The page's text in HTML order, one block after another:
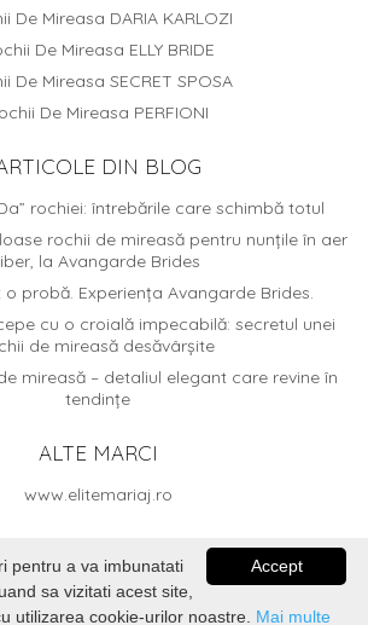
De Mireasa DARIA KARLOZI
De Mireasa ELLY BRIDE
De Mireasa SECRET SPOSA
De Mireasa PERFIONI
DIN BLOG
rochiei: întrebările care schimbă totul
rochii de mireasă pentru nunțile în aer
la Avangarde Brides
probă. Experiența Avangarde Brides.
cu o croială impecabilă: secretul unei
de mireasă desăvârșite
mireasă – detaliul elegant care revine în
tendințe
ALTE MARCI
www.elitemariaj.ro
Brides. Dezvoltat de
Accept
pentru a va imbunatati
sa vizitati acest site,
utilizarea cookie-urilor noastre. Mai multe